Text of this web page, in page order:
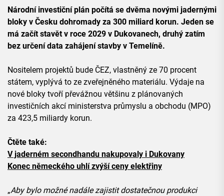
Národní investiční plán počítá se dvěma novými jadernými
bloky v Česku dohromady za 300 miliard korun. Jeden se
má začít stavět v roce 2029 v Dukovanech, druhý zatím
bez určení data zahájení stavby v Temelíně.
Nositelem projektů bude ČEZ, vlastněný ze 70 procent
státem, vyplývá to ze zveřejněného materiálu. Výdaje na
nové bloky tvoří převážnou většinu z plánovaných
investičních akcí ministerstva průmyslu a obchodu (MPO)
za 423,5 miliardy korun.
Čtěte také:
V jaderném secondhandu nakupovaly i Dukovany
Konec německého uhlí zvýší ceny elektřiny
„Aby bylo možné nadále zajistit dostatečnou produkci